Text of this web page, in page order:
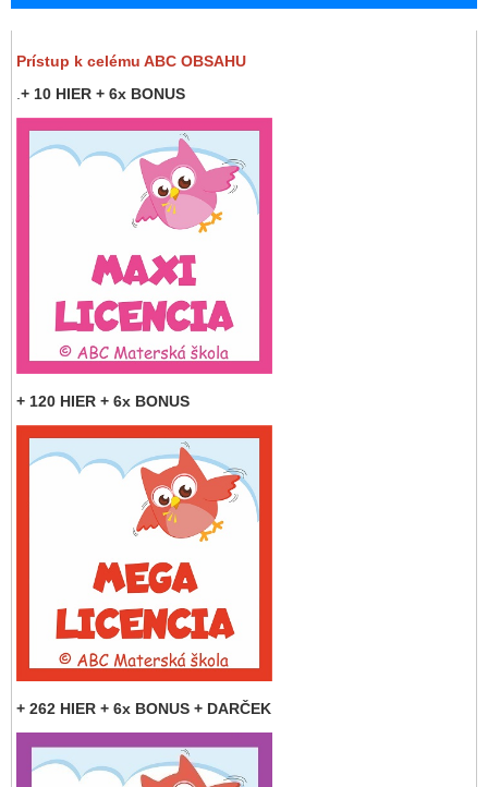
Prístup k celému ABC OBSAHU
+ 10 HIER + 6x BONUS
+ 120 HIER + 6x BONUS
+ 262 HIER + 6x BONUS + DARČEK